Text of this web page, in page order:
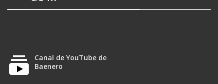
Canal de YouTube de
Baenero